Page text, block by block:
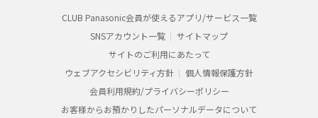
CLUB Panasonic会員が使えるアプリ/サービス一覧
SNSアカウント一覧
サイトマップ
サイトのご利用にあたって
ウェブアクセシビリティ方針
個人情報保護方針
会員利用規約/プライバシーポリシー
お客様からお預かりしたパーソナルデータについて